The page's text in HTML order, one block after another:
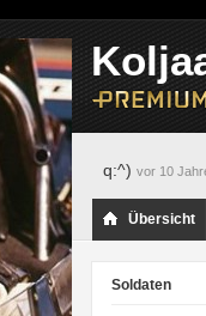
q:^) vor 10
Übersicht
Soldaten